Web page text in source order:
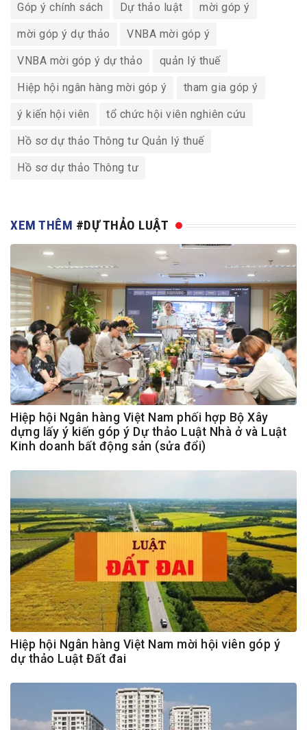
Góp ý chính sách Dự thảo luật mời góp ý
mời góp ý dự thảo VNBA mời góp ý
VNBA mời góp ý dự thảo quản lý thuế
Hiệp hội ngân hàng mời góp ý tham gia góp ý
ý kiến hội viên tổ chức hội viên nghiên cứu
Hồ sơ dự thảo Thông tư Quản lý thuế
Hồ sơ dự thảo Thông tư
XEM THÊM #DỰ THẢO LUẬT
Hiệp hội Ngân hàng Việt Nam phối hợp Bộ Xây
dựng lấy ý kiến góp ý Dự thảo Luật Nhà ở và Luật
Kinh doanh bất động sản (sửa đổi)
Hiệp hội Ngân hàng Việt Nam mời hội viên góp ý
dự thảo Luật Đất đai